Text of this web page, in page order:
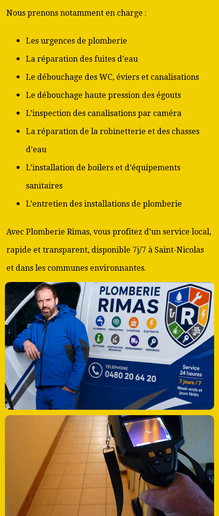
Nous prenons notamment en charge :
Les urgences de plomberie
La réparation des fuites d’eau
Le débouchage des WC, éviers et canalisations
Le débouchage haute pression des égouts
L’inspection des canalisations par caméra
La réparation de la robinetterie et des chasses
d’eau
L’installation de boilers et d’équipements
sanitaires
L’entretien des installations de plomberie
Avec Plomberie Rimas, vous profitez d’un service local,
rapide et transparent, disponible 7j/7 à Saint-Nicolas
et dans les communes environnantes.